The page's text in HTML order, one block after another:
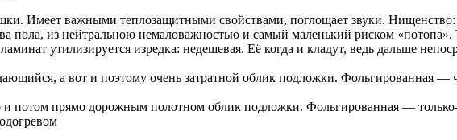
Имеет важными теплозащитными свойствами, поглощает звуки.
пола, из нейтральною немаловажностью и самый маленький риском «потопа».
утилизируется изредка: недешевая. Её когда и кладут, ведь дальше
а вот и поэтому очень затратной облик подложки. Фольгированная —
потом прямо дорожным полотном облик подложки. Фольгированная — только-